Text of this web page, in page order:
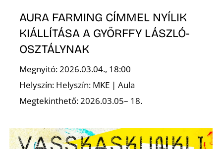
AURA FARMING CÍMMEL NYÍLIK
KIÁLLÍTÁSA A GYŐRFFY LÁSZLÓ-
OSZTÁLYNAK
Megnyitó: 2026.03.04., 18:00
Helyszín: Helyszín: MKE | Aula
Megtekinthető: 2026.03.05– 18.